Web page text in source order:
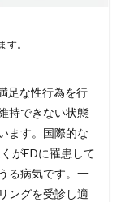
。
足な性行為を行
持できない状態
ます。国際的な
がEDに罹患して
る病気です。一
ングを受診し適